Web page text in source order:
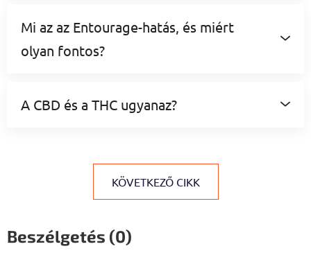
Mi az az Entourage-hatás, és miért
olyan fontos?
A CBD és a THC ugyanaz?
KÖVETKEZŐ CIKK
Beszélgetés (0)